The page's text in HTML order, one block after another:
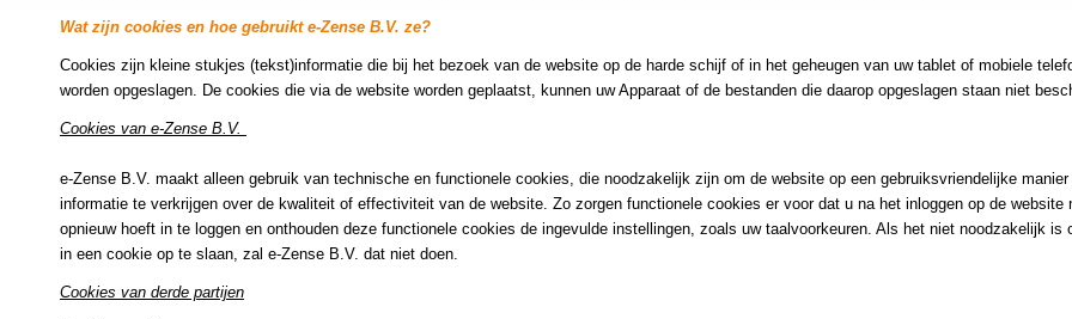
Wat zijn cookies en hoe gebruikt e-Zense B.V. ze?
Cookies zijn kleine stukjes (tekst)informatie die bij het bezoek van de website op de harde schijf of in het geheugen van uw tablet of mobiele
worden opgeslagen. De cookies die via de website worden geplaatst, kunnen uw Apparaat of de bestanden die daarop opgeslagen staan niet
Cookies van e-Zense B.V.
e-Zense B.V. maakt alleen gebruik van technische en functionele cookies, die noodzakelijk zijn om de website op een gebruiksvriendelijke
informatie te verkrijgen over de kwaliteit of effectiviteit van de website. Zo zorgen functionele cookies er voor dat u na het inloggen op de website
opnieuw hoeft in te loggen en onthouden deze functionele cookies de ingevulde instellingen, zoals uw taalvoorkeuren. Als het niet noodzakelijk is
in een cookie op te slaan, zal e-Zense B.V. dat niet doen.
Cookies van derde partijen